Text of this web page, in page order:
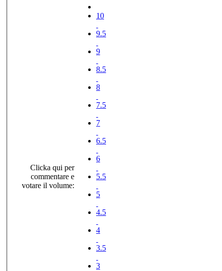
Clicka qui per
commentare e
votare il volume:
10
9.5
9
8.5
8
7.5
7
6.5
6
5.5
5
4.5
4
3.5
3